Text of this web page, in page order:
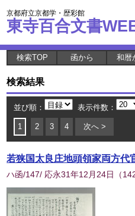
京都府立京都学・歴彩館
東寺百合文書
検索TOP 函から 和暦
検索結果
並び順： 表示件数：
1 2 3 4 次へ >
若狭国太良庄地頭領家両方代
ハ函/147/ 応永31年12月24日 （